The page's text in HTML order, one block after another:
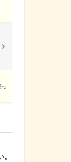
っ